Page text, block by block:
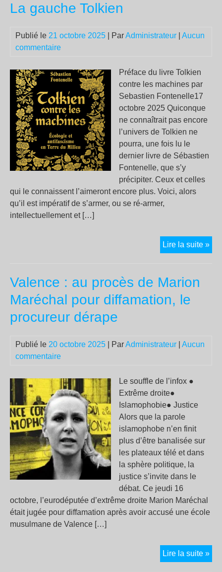
La gauche Tolkien
Publié le 21 octobre 2025 | ParAdministrateur
Aucun
commentaire
Préface du livre Tolkien
contre les machines par
Sebastien Fontenelle17
octobre 2025 Quiconque
ne connaîtrait pas encore
l’univers de Tolkien ne
pourra, une fois lu le
dernier livre de Sébastien
Fontenelle, que s’y
précipiter. Ceux et celles
qui le connaissent l’aimeront encore plus. Voici, alors
qu’il est impératif de s’armer, ou se ré-armer,
intellectuellement et […]
Lire la suite »La
Valence : au procès de Marion
Maréchal pour diffamation, le
procureur dérape
Publié le 20 octobre 2025 | ParAdministrateur
Aucun
commentaire
Le souffle de l’infox ●
Extrême droite●
Islamophobie● Justice
Alors que la parole
islamophobe n’en finit
plus d’être banalisée sur
les plateaux télé et dans
la sphère politique, la
justice s’invite dans le
débat. Ce jeudi 16
octobre, l’eurodéputée d’extrême droite Marion Maréchal
était jugée pour diffamation après avoir accusé une école
musulmane de Valence […]
Lire la suite »
: